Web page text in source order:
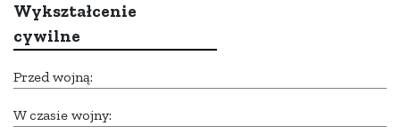
Wykształcenie
cywilne
Przed wojną:
W czasie wojny: